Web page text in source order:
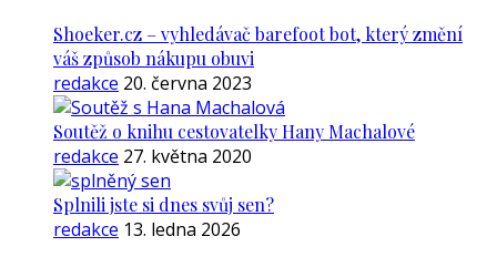
Shoeker.cz – vyhledávač barefoot bot, který změní
váš způsob nákupu obuvi
redakce 20. června 2023
Soutěž o knihu cestovatelky Hany Machalové
redakce 27. května 2020
Splnili jste si dnes svůj sen?
redakce 13. ledna 2026